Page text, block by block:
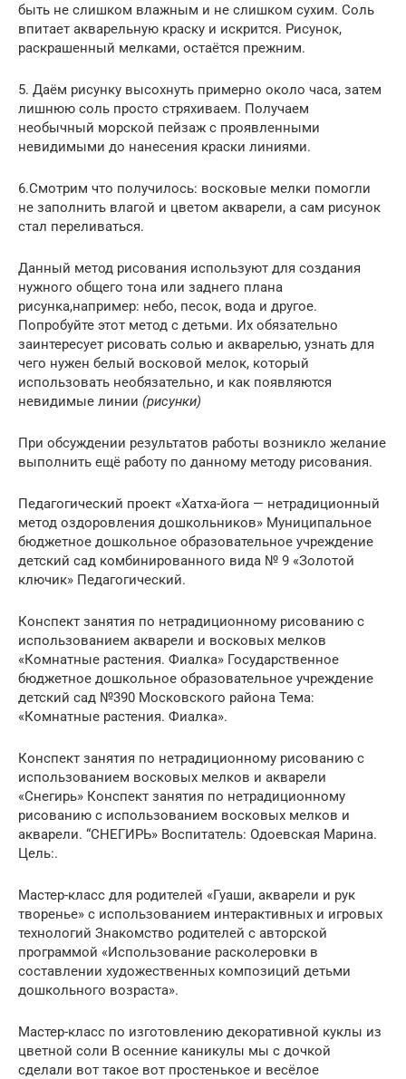
быть не слишком влажным и не слишком сухим. Соль
впитает акварельную краску и искрится. Рисунок,
раскрашенный мелками, остаётся прежним.
5. Даём рисунку высохнуть примерно около часа, затем
лишнюю соль просто стряхиваем. Получаем
необычный морской пейзаж с проявленными
невидимыми до нанесения краски линиями.
6.Смотрим что получилось: восковые мелки помогли
не заполнить влагой и цветом акварели, а сам рисунок
стал переливаться.
Данный метод рисования используют для создания
нужного общего тона или заднего плана
рисунка,например: небо, песок, вода и другое.
Попробуйте этот метод с детьми. Их обязательно
заинтересует рисовать солью и акварелью, узнать для
чего нужен белый восковой мелок, который
использовать необязательно, и как появляются
невидимые линии (рисунки)
При обсуждении результатов работы возникло желание
выполнить ещё работу по данному методу рисования.
Педагогический проект «Хатха-йога — нетрадиционный
метод оздоровления дошкольников» Муниципальное
бюджетное дошкольное образовательное учреждение
детский сад комбинированного вида № 9 «Золотой
ключик» Педагогический.
Конспект занятия по нетрадиционному рисованию с
использованием акварели и восковых мелков
«Комнатные растения. Фиалка» Государственное
бюджетное дошкольное образовательное учреждение
детский сад №390 Московского района Тема:
«Комнатные растения. Фиалка».
Конспект занятия по нетрадиционному рисованию с
использованием восковых мелков и акварели
«Снегирь» Конспект занятия по нетрадиционному
рисованию с использованием восковых мелков и
акварели. “СНЕГИРЬ» Воспитатель: Одоевская Марина.
Цель:.
Мастер-класс для родителей «Гуаши, акварели и рук
творенье» с использованием интерактивных и игровых
технологий Знакомство родителей с авторской
программой «Использование расколеровки в
составлении художественных композиций детьми
дошкольного возраста».
Мастер-класс по изготовлению декоративной куклы из
цветной соли В осенние каникулы мы с дочкой
сделали вот такое вот простенькое и весёлое